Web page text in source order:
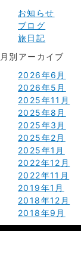
お知らせ
ブログ
旅日記
月別アーカイブ
2026年6月
2026年5月
2025年11月
2025年8月
2025年3月
2025年2月
2025年1月
2022年12月
2022年11月
2019年1月
2018年12月
2018年9月